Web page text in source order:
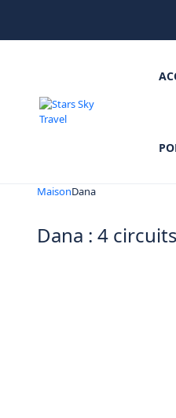
MaisonDana
Dana : 4